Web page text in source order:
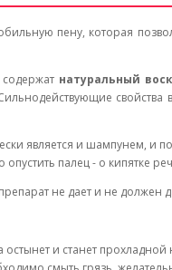
пену, которая
натуральный
является и шампунем, и
палец - о кипятке
не дает и не
остынет и станет